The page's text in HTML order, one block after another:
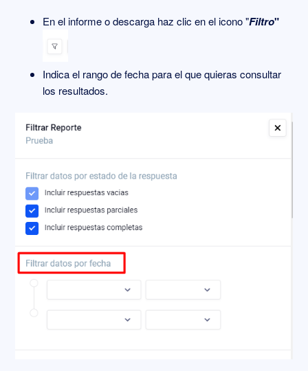
Ver sólo respuestas finalizadas
Más información
En el informe o descarga haz clic en el icono "Filtro"
Indica el rango de fecha para el que quieras consultar
los resultados.